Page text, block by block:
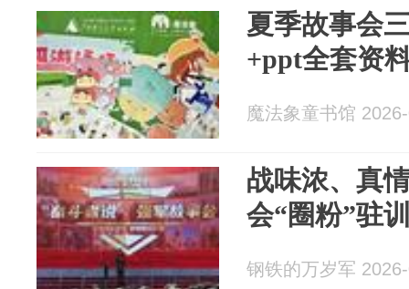
夏季故事会
+ppt全套资
魔法象童书馆
战味浓、真
会“圈粉”驻
钢铁的万岁军